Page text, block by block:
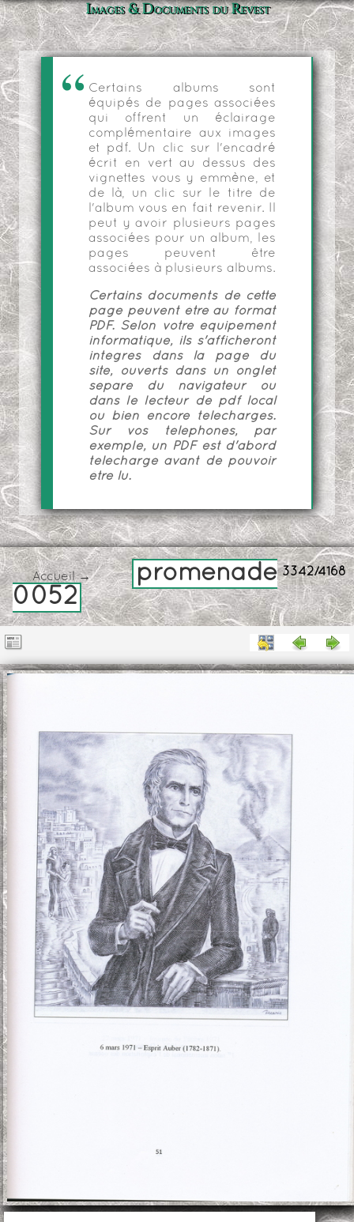
Images & Documents du Revest
Certains albums sont
équipés de pages associées
qui offrent un éclairage
complémentaire aux images
et pdf. Un clic sur l'encadré
écrit en vert au dessus des
vignettes vous y emmène, et
de là, un clic sur le titre de
l'album vous en fait revenir. Il
peut y avoir plusieurs pages
associées pour un album, les
pages peuvent être
associées à plusieurs albums.
Certains documents de cette
page peuvent être au format
PDF. Selon votre équipement
informatique, ils s'afficheront
intégrés dans la page du
site, ouverts dans un onglet
séparé du navigateur ou
dans le lecteur de pdf local
ou bien encore téléchargés.
Sur vos téléphones, par
exemple, un PDF est d'abord
téléchargé avant de pouvoir
être lu.
3342/4168
Accueil→
promenade
0052